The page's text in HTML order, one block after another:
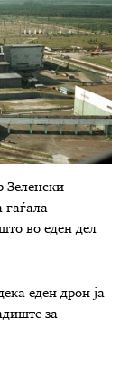
Зеленски
гаѓала
во еден дел
еден дрон ја
за